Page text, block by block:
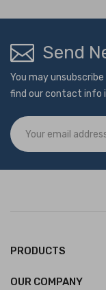
Send
You may
find our contact info
PRODUCTS
OUR COMPANY